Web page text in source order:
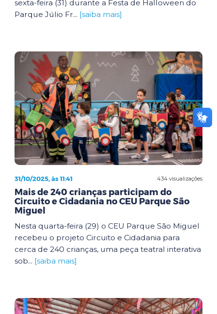
sexta-feira (31) durante a Festa de Halloween do
Parque Júlio Fr... [saiba mais]
434 visualizações
31/10/2025, às 11:41
Mais de 240 crianças participam do
Circuito e Cidadania no CEU Parque São
Miguel
Nesta quarta-feira (29) o CEU Parque São Miguel
recebeu o projeto Circuito e Cidadania para
cerca de 240 crianças, uma peça teatral interativa
sob... [saiba mais]